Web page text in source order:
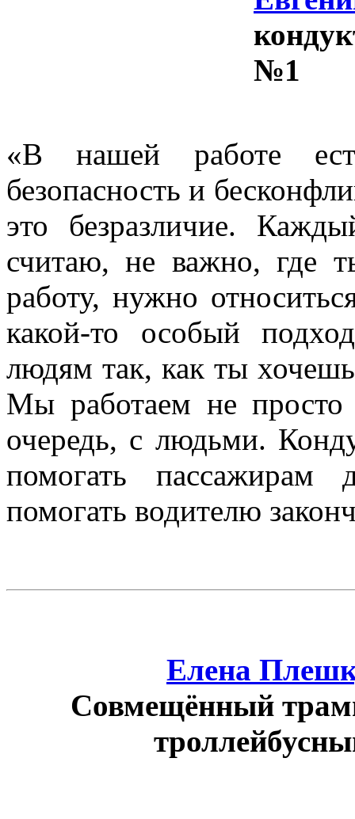
№1
«В нашей работе
безопасность и
это безразличие.
считаю, не важно, где
работу, нужно
какой-то особый
людям так, как ты
Мы работаем не
очередь, с людьми.
помогать
помогать водителю
Елена
Совмещённый